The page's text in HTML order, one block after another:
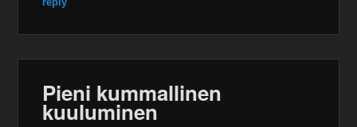
Pieni kummallinen
kuuluminen